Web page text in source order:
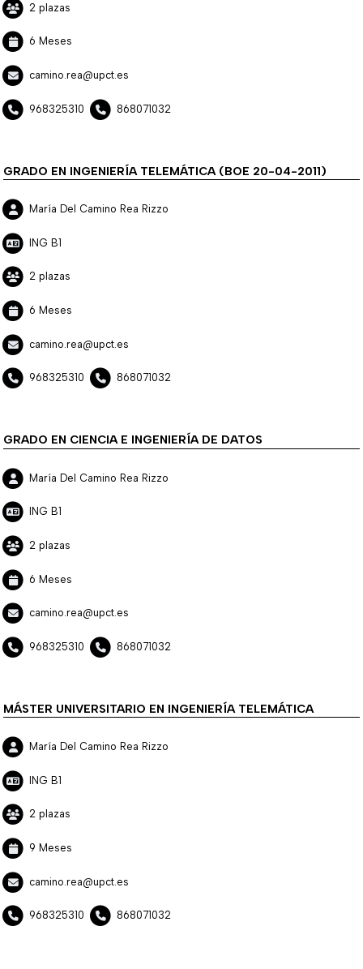
2 plazas
6 Meses
camino.rea@upct.es
968325310 868071032
GRADO EN INGENIERÍA TELEMÁTICA (BOE 20-04-2011)
María Del Camino Rea Rizzo
ING B1
2 plazas
6 Meses
camino.rea@upct.es
968325310 868071032
GRADO EN CIENCIA E INGENIERÍA DE DATOS
María Del Camino Rea Rizzo
ING B1
2 plazas
6 Meses
camino.rea@upct.es
968325310 868071032
MÁSTER UNIVERSITARIO EN INGENIERÍA TELEMÁTICA
María Del Camino Rea Rizzo
ING B1
2 plazas
9 Meses
camino.rea@upct.es
968325310 868071032